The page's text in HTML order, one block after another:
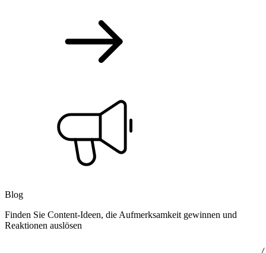
Blog
Finden Sie Content-Ideen, die Aufmerksamkeit gewinnen und
Reaktionen auslösen